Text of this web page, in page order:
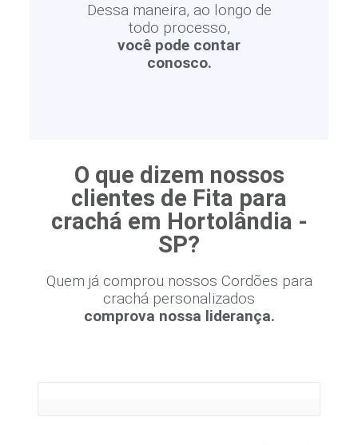
Dessa maneira, ao longo de
todo processo,
você pode contar
conosco.
O que dizem nossos
clientes de Fita para
crachá em Hortolândia -
SP?
Quem já comprou nossos Cordões para
crachá personalizados
comprova nossa liderança.